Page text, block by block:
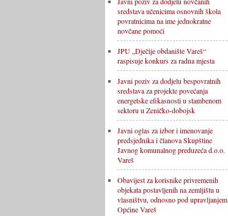
sredstava učenicima osnovnih škola
povratnicima na ime jednokratne
novčane pomoći
JPU „Dječije obdanište Vareš“
raspisuje konkurs za radna mjesta
Javni poziv za dodjelu bespovratnih
sredstava za projekte povećanja
energetske efikasnosti u stambenom
sektoru u Zeničko-dobojsk
Javni oglas za izbor i imenovanje
predsjednika i članova Skupštine
Javnog komunalnog preduzeća d.o.o.
Vareš
Obavijest za korisnike privremenih
objekata postavljenih na zemljištu u
vlasništvu, odnosno pod upravljanjem
Općine Vareš